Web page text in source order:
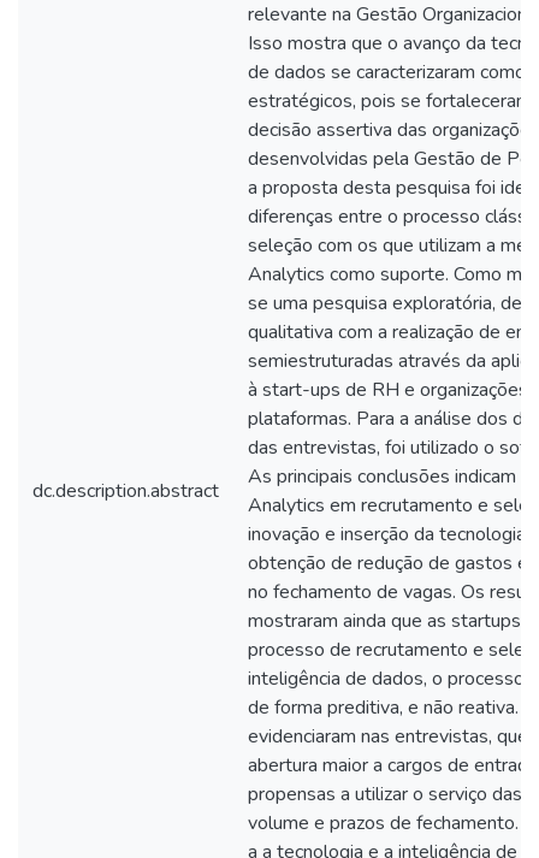
dc.description.abstract
relevante na Gestão
Isso mostra que o avanço da
de dados se caracterizaram como
estratégicos, pois se fortaleceram
decisão assertiva das
desenvolvidas pela Gestão de
a proposta desta pesquisa foi
diferenças entre o processo
seleção com os que utilizam a
Analytics como suporte. Como
se uma pesquisa exploratória, de
qualitativa com a realização de
semiestruturadas através da
à start-ups de RH e organizações
plataformas. Para a análise dos
das entrevistas, foi utilizado o
As principais conclusões indicam
Analytics em recrutamento e
inovação e inserção da tecnologia
obtenção de redução de gastos e
no fechamento de vagas. Os
mostraram ainda que as startups
processo de recrutamento e
inteligência de dados, o processo
de forma preditiva, e não reativa.
evidenciaram nas entrevistas, que
abertura maior a cargos de
propensas a utilizar o serviço das
volume e prazos de fechamento.
a a tecnologia e a inteligência de